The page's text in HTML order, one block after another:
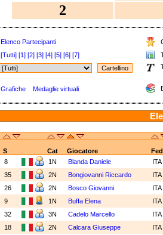
2
Elenco Partecipanti
[Tutti] [1] [2] [3] [4] [5] [6] [7]
Grafiche Medaglie virtuali
S Cat Giocatore
Fed
8
1N Blanda Daniele
ITA
35
2N Bongiovanni Riccardo
ITA
26
2N Bosco Giovanni
ITA
9
1N Buffa Elena
ITA
32
3N Cadelo Marcello
ITA
18
2N Calcara Giuseppe
ITA